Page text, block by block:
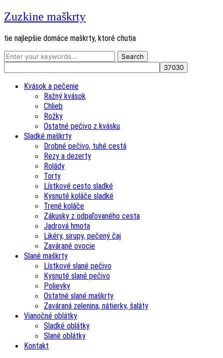
Zuzkine maškrty
tie najlepšie domáce maškrty, ktoré chutia
Kvások a pečenie
Ražný kvások
Chlieb
Rožky
Ostatné pečivo z kvásku
Sladké maškrty
Drobné pečivo, tuhé cestá
Rezy a dezerty
Rolády
Torty
Lístkové cesto sladké
Kysnuté koláče sladké
Trené koláče
Zákusky z odpaľovaného cesta
Jadrová hmota
Likéry, sirupy, pečený čaj
Zavárané ovocie
Slané maškrty
Lístkové slané pečivo
Kysnuté slané pečivo
Polievky
Ostatné slané maškrty
Zaváraná zelenina, nátierky, šaláty
Vianočné oblátky
Sladké oblátky
Slané oblátky
Kontakt